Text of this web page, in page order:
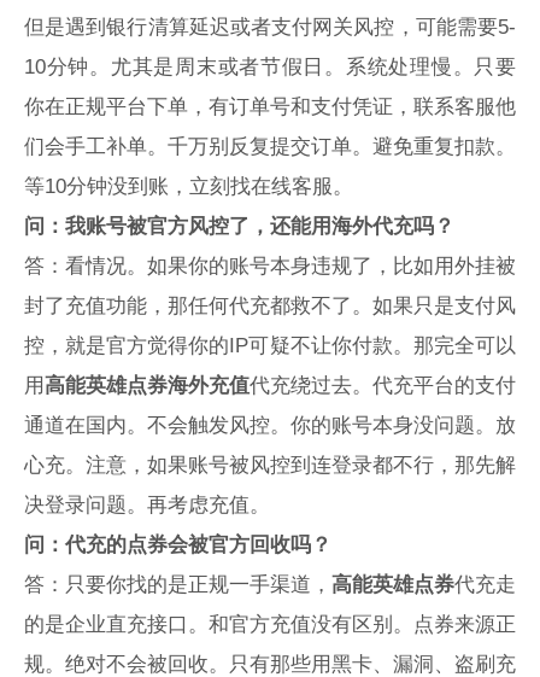
但是遇到银行清算延迟或者支付网关风控，可能需要5-
10分钟。尤其是周末或者节假日。系统处理慢。只要
你在正规平台下单，有订单号和支付凭证，联系客服他
们会手工补单。千万别反复提交订单。避免重复扣款。
等10分钟没到账，立刻找在线客服。
问：我账号被官方风控了，还能用海外代充吗？
答：看情况。如果你的账号本身违规了，比如用外挂被
封了充值功能，那任何代充都救不了。如果只是支付风
控，就是官方觉得你的IP可疑不让你付款。那完全可以
用高能英雄点券海外充值代充绕过去。代充平台的支付
通道在国内。不会触发风控。你的账号本身没问题。放
心充。注意，如果账号被风控到连登录都不行，那先解
决登录问题。再考虑充值。
问：代充的点券会被官方回收吗？
答：只要你找的是正规一手渠道， 高能英雄点券代充走
的是企业直充接口。和官方充值没有区别。点券来源正
规。绝对不会被回收。只有那些用黑卡、漏洞、盗刷充